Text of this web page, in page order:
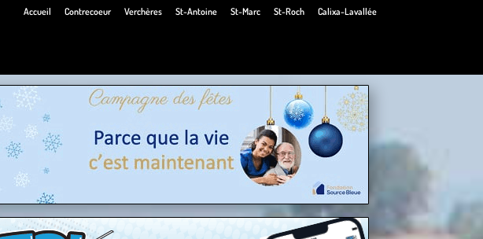
Accueil Contrecoeur Verchères St-Antoine St-Marc St-Roch Calixa-Lavallée